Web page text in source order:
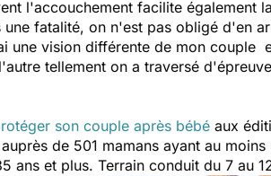
l'accouchement facilite également la
une fatalité, on n'est pas obligé d'en
une vision différente de mon couple
tellement on a traversé
son couple après bébé aux
de 501 mamans ayant au
ans et plus. Terrain conduit du 7 au